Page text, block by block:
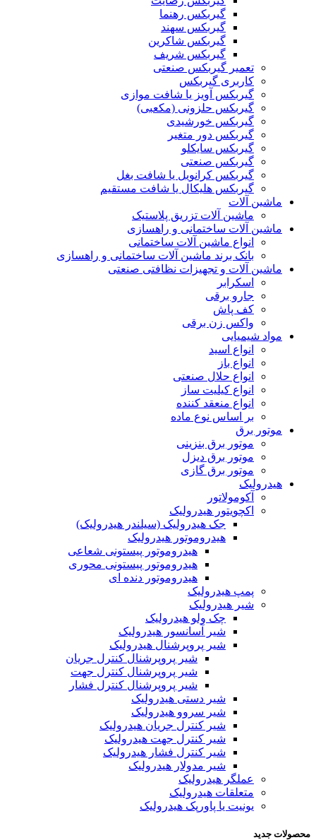
گیربکس رهنما
گیربکس سهند
گیربکس شاکرین
گیربکس شریف
تعمیر گیربکس صنعتی
کاربری گیربکس
گیربکس آویز یا شافت موازی
گیربکس حلزونی (مکعبی)
گیربکس خورشیدی
گیربکس دور متغیر
گیربکس سایکلو
گیربکس صنعتی
گیربکس کرانویل یا شافت بغل
گیربکس هلیکال یا شافت مستقیم
ماشین آلات
ماشین آلات تزریق پلاستیک
ماشین آلات ساختمانی و راهسازی
انواع ماشین آلات ساختمانی
بانک برند ماشین آلات ساختمانی و راهسازی
ماشین آلات و تجهیزات نظافتی صنعتی
اسکرابر
جارو برقی
کف پاش
واکس زن برقی
مواد شیمیایی
انواع اسید
انواع باز
انواع حلال صنعتی
انواع کیلیت ساز
انواع منعقد کننده
بر اساس نوع ماده
موتور برق
موتور برق بنزینی
موتور برق دیزل
موتور برق گازی
هیدرولیک
آکومولاتور
اکچویتور هیدرولیک
جک هیدرولیک (سیلندر هیدرولیک)
هیدروموتور هیدرولیک
هیدروموتور پیستونی شعاعی
هیدروموتور پیستونی محوری
هیدروموتور دنده ای
پمپ هیدرولیک
شیر هیدرولیک
چک ولو هیدرولیک
شیر آسانسور هیدرولیک
شیر پروپرشنال هیدرولیک
شیر پروپرشنال کنترل جریان
شیر پروپرشنال کنترل جهت
شیر پروپرشنال کنترل فشار
شیر دستی هیدرولیک
شیر سروو هیدرولیک
شیر کنترل جریان هیدرولیک
شیر کنترل جهت هیدرولیک
شیر کنترل فشار هیدرولیک
شیر مدولار هیدرولیک
عملگر هیدرولیک
متعلقات هیدرولیک
یونیت یا پاورپک هیدرولیک
محصولات جدید